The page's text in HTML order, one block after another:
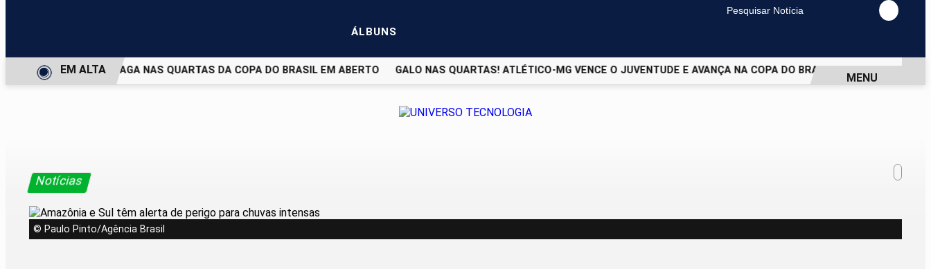
Pesquisar Notícia
ÁLBUNS
E DEIXA VAGA NAS QUARTAS DA COPA DO BRASIL EM ABERTO GALO NAS QUARTAS! ATLÉTICO-MG VENCE O JUVENTUDE E AVANÇA NA COPA DO BRASIL
EM ALTA
MENU
Notícias
© Paulo Pinto/Agência Brasil